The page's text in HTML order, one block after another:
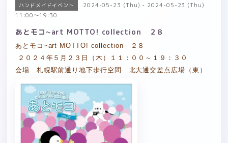
ハンドメイドイベント
2024-05-23 (Thu) - 2024-05-23 (Thu)
11:00～19:30
あとモコ~art MOTTO! collection ２８
あとモコ~art MOTTO! collection ２８
２０２４年５月２３日（木）１１：００～１９：３０
会場 札幌駅前通り地下歩行空間 北大通交差点広場（東）